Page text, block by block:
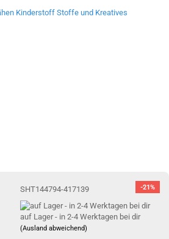
-21%
SHT144794-417139
auf Lager - in 2-4 Werktagen bei dir
(Ausland abweichend)